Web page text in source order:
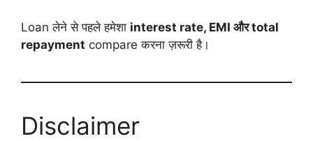
Loan लेने से पहले हमेशा interest rate, EMI और total
repayment compare करना ज़रूरी है।
Disclaimer